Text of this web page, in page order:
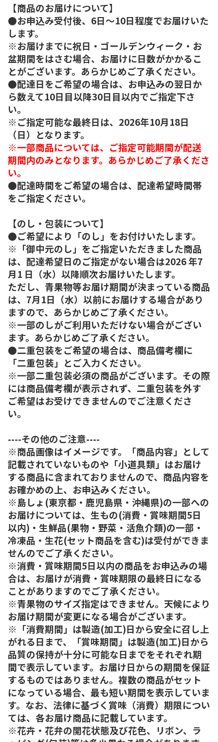
【商品のお届けについて】
●お申込み受付後、6日～10日程度でお届けいた
します。
※お届けまでに祝日・ゴールデンウィーク・お
盆期間をはさむ場合、お届けに日数がかかるこ
とがございます。あらかじめご了承ください。
●配達日をご希望の場合は、お申込みの翌日か
ら数えて10日目以降30日目以内でご指定下さ
い。
※ご指定可能な最終日は、2026年10月18日
（日）となります。
※一部商品については、ご指定可能期間が配送
期間内のみとなります。あらかじめご了承くださ
い。
●配達時間をご希望の場合は、配達希望時間帯
をご指定ください。
【のし・包装について】
●ご希望により「のし」をお付けいたします。
※「御中元のし」をご指定いただきました商品
は、配達希望日のご指定がない場合は2026 年7
月1 日（水）以降順次お届けいたします。
ただし、青果物等お届け期間が決まっている商品
は、7月1日（水）以前にお届けする場合があり
ますので、あらかじめご了承ください。
※一部のしがご利用いただけない場合がござい
ます。あらかじめご了承ください。
●二重包装をご希望の場合は、商品備考欄に
「二重包装」とご入力ください。
※一部二重包装必須の商品がございます。その際
には商品備考欄が表示されず、二重包装を外す
ご希望はお受けできませんのでご注意くださ
い。
----その他のご注意----
※商品画像はイメージです。「商品内容」として
記載されていないものや「小道具類」はお届け
する商品に含まれておりませんので、商品内容を
お確かめの上、お申込みください。
※島しょ(東京都・鹿児島県・沖縄県)の一部への
お届けについては、生もの(消費・賞味期間5日
以内)・生鮮品(果物・野菜・活魚介類)の一部・
冷凍品・生花(セット商品を含む)は受付ができま
せんのでご了承ください。
※消費・賞味期間5日以内の商品をお申込みの場
合は、お届けが消費・賞味期限の最終日になる
ことがありますのでご了承ください。
※青果物のサイズ指定はできません。天候により
お届け期間が変更になる場合がございます。
※「消費期間」は製造(加工)日から安全に召し上
がれる日まで、「賞味期間」は製造(加工)日から
品質の保持が十分に可能な日までをそれぞれ期
間で表示しています。お届け日からの期間を保証
するものではありません。複数の商品がセット
になっている場合、最も短い期間を表示していま
す。なお、法律に基づく賞味（消費）期限につい
ては、各お届け商品に記載しています。
※花卉・花弁の開花状態及び花色、リボン、ラ